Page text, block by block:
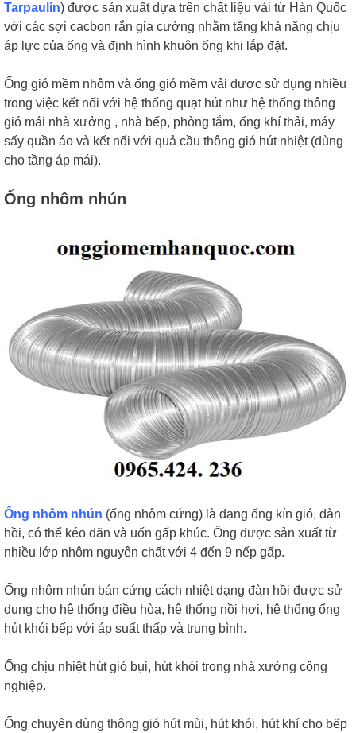
Tarpaulin) được sản xuất dựa trên chất liệu vải từ Hàn Quốc
với các sợi cacbon rắn gia cường nhằm tăng khả năng chịu
áp lực của ống và định hình khuôn ống khi lắp đặt.
Ống gió mềm nhôm và ống gió mềm vải được sử dụng nhiều
trong việc kết nối với hệ thống quạt hút như hệ thống thông
gió mái nhà xưởng , nhà bếp, phòng tắm, ống khí thải, máy
sấy quần áo và kết nối với quả cầu thông gió hút nhiệt (dùng
cho tầng áp mái).
Ống nhôm nhún
Ống nhôm nhún (ống nhôm cứng) là dạng ống kín gió, đàn
hồi, có thể kéo dãn và uốn gấp khúc. Ống được sản xuất từ
nhiều lớp nhôm nguyên chất với 4 đến 9 nếp gấp.
Ống nhôm nhún bán cứng cách nhiệt dạng đàn hồi được sử
dụng cho hệ thống điều hòa, hệ thống nồi hơi, hệ thống ống
hút khói bếp với áp suất thấp và trung bình.
Ống chịu nhiệt hút gió bụi, hút khói trong nhà xưởng công
nghiệp.
Ống chuyên dùng thông gió hút mùi, hút khói, hút khí cho bếp